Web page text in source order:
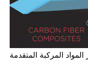
المواد المركبة المتقدمة